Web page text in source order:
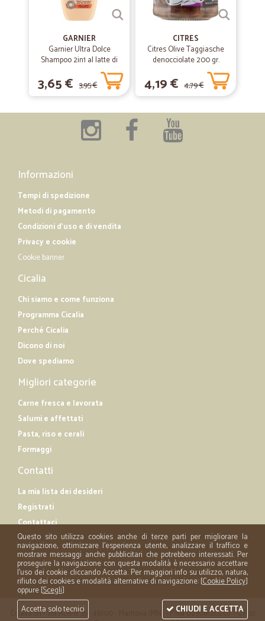
GARNIER
Garnier Ultra Dolce
Shampoo 2in1 al latte di
Vaniglia e polpa di Papaya
per capelli lunghi, 300 ml.
3,65 € 3,95 €
CITRES
Citres Olive Taggiasche
denocciolate 200 gr.
4,19 € 4,79 €
Informazioni
Tempi di spedizione
Metodi di pagamento
Condizioni d'uso e di vendita
Privacy e cookie
Cookie banner
Cicalia
Chi siamo e come funziona
Programma Cicalia
Perché Cicalia
Dicono di noi
Dove spediamo
Migliori categorie
Carne fresca e lavorata
Salumi e affettati
Pasta, riso e cerali
Formaggi
Contatti
La mia lista dei desideri
Registrati
Contattaci
Cicalia srl - via Acerbi 35 - 46100 - Mantova (MN) - P.iva 02508120207 - C.Fisc
Questo sito utilizza cookies anche di terze parti per migliorare la
navigazione, ottimizzare l'esperienza utente, analizzare il traffico e
mostrare messaggi anche pubblicitari che potrebbero interessati. Per
proseguire la navigazione con questa modalità è necessario accettare
l'uso dei cookie cliccando Accetta. Per maggiori info su utilizzo, natura,
rifiuto dei cookies e modalità alternative di navigazione: [Cookie Policy]
oppure [Scegli]
Accetta solo tecnici
CHIUDI E ACCETTA